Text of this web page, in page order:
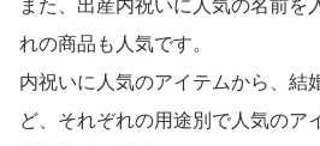
また、出産内祝いに人気の名前を
れの商品も人気です。
内祝いに人気のアイテムから、結
ど、それぞれの用途別で人気のア